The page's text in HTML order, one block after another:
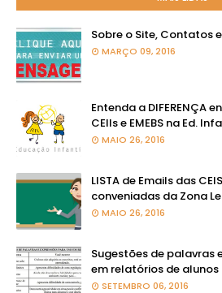
Sobre o Site, Contatos
MARÇO 09, 2016
Entenda a DIFERENÇA
CEIIs e EMEBS na Ed.
MAIO 26, 2016
LISTA de Emails das
conveniadas da Zona
MAIO 26, 2016
Sugestões de palavras
em relatórios de alunos
SETEMBRO 06, 2016